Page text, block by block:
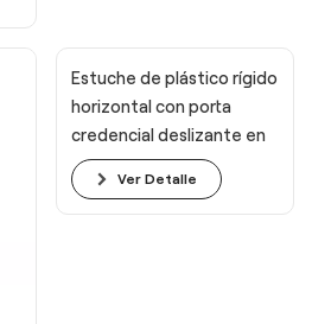
Estuche de plástico rígido
horizontal con porta
credencial deslizante en
varios colores
Ver Detalle